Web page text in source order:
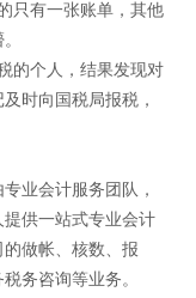
有一张账单，其他
个人，结果发现对
时向国税局报税，
业会计服务团队，
供一站式专业会计
做帐、核数、报
务咨询等业务。